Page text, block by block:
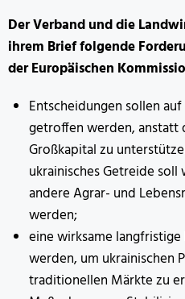
Der Verband und die
ihrem Brief folgende
der Europäischen
Entscheidungen sollen
getroffen werden, anstatt
Großkapital zu
ukrainisches Getreide
andere Agrar- und
werden;
eine wirksame
werden, um ukrainischen
traditionellen Märkte zu